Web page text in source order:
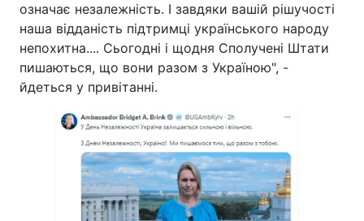
означає незалежність. І завдяки вашій рішучості
наша відданість підтримці українського народу
непохитна.... Сьогодні і щодня Сполучені Штати
пишаються, що вони разом з Україною", -
йдеться у привітанні.